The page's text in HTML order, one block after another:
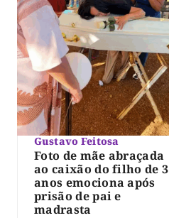
Gustavo Feitosa
Foto de mãe abraçada
ao caixão do filho de 3
anos emociona após
prisão de pai e
madrasta